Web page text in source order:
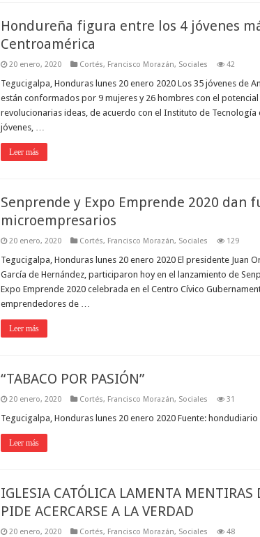
Hondureña figura entre los 4 jóvenes
Centroamérica
20 enero, 2020 Cortés, Francisco Morazán, Sociales 42
Tegucigalpa, Honduras lunes 20 enero 2020 Los 35 jóvenes de
están conformados por 9 mujeres y 26 hombres con el
revolucionarias ideas, de acuerdo con el Instituto de Tecnología
jóvenes, …
Leer más
Senprende y Expo Emprende 2020 dan
microempresarios
20 enero, 2020 Cortés, Francisco Morazán, Sociales 129
Tegucigalpa, Honduras lunes 20 enero 2020 El presidente Juan
García de Hernández, participaron hoy en el lanzamiento de
Expo Emprende 2020 celebrada en el Centro Cívico
emprendedores de …
Leer más
“TABACO POR PASIÓN”
20 enero, 2020 Cortés, Francisco Morazán, Sociales 31
Tegucigalpa, Honduras lunes 20 enero 2020 Fuente: hondudiario
Leer más
IGLESIA CATÓLICA LAMENTA MENTIRAS
PIDE ACERCARSE A LA VERDAD
20 enero, 2020 Cortés, Francisco Morazán, Sociales 48